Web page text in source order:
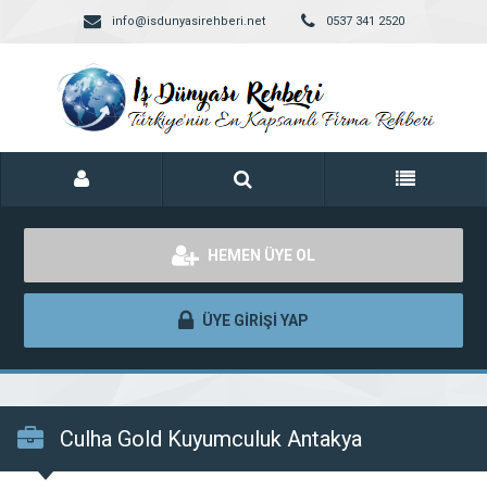
info@isdunyasirehberi.net 0537 341 2520
HEMEN ÜYE OL
ÜYE GİRİŞİ YAP
Culha Gold Kuyumculuk Antakya